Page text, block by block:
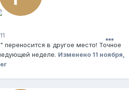
в другое место! Точное
неделе. Изменено 11 ноября,